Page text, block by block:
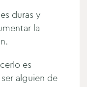
duras y
la
es
alguien de